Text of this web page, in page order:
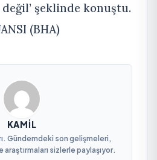
şeklinde konuştu.
(BHA)
KAMIL
Gündemdeki son gelişmeleri,
araştırmaları sizlerle paylaşıyor.